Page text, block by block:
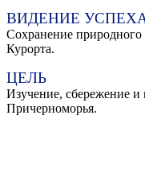
ВИДЕНИЕ
Сохранение природного
Курорта.
ЦЕЛЬ
Изучение, сбережение
Причерноморья.